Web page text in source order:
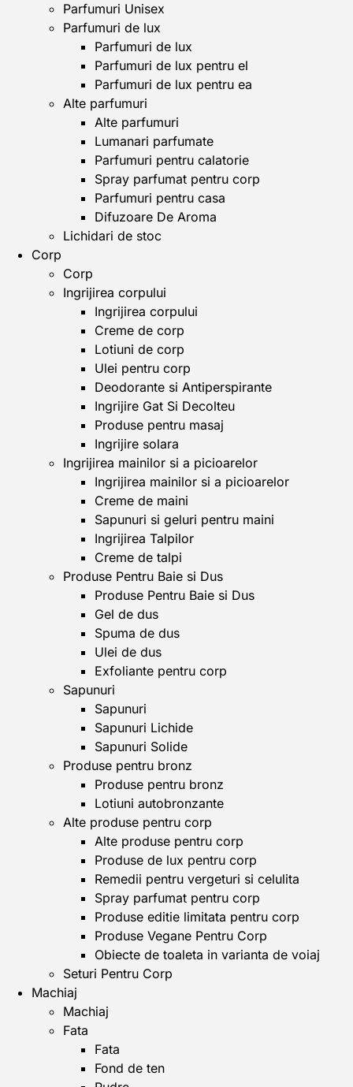
Parfumuri Unisex
Parfumuri de lux
Parfumuri de lux
Parfumuri de lux pentru el
Parfumuri de lux pentru ea
Alte parfumuri
Alte parfumuri
Lumanari parfumate
Parfumuri pentru calatorie
Spray parfumat pentru corp
Parfumuri pentru casa
Difuzoare De Aroma
Lichidari de stoc
Corp
Corp
Ingrijirea corpului
Ingrijirea corpului
Creme de corp
Lotiuni de corp
Ulei pentru corp
Deodorante si Antiperspirante
Ingrijire Gat Si Decolteu
Produse pentru masaj
Ingrijire solara
Ingrijirea mainilor si a picioarelor
Ingrijirea mainilor si a picioarelor
Creme de maini
Sapunuri si geluri pentru maini
Ingrijirea Talpilor
Creme de talpi
Produse Pentru Baie si Dus
Produse Pentru Baie si Dus
Gel de dus
Spuma de dus
Ulei de dus
Exfoliante pentru corp
Sapunuri
Sapunuri
Sapunuri Lichide
Sapunuri Solide
Produse pentru bronz
Produse pentru bronz
Lotiuni autobronzante
Alte produse pentru corp
Alte produse pentru corp
Produse de lux pentru corp
Remedii pentru vergeturi si celulita
Spray parfumat pentru corp
Produse editie limitata pentru corp
Produse Vegane Pentru Corp
Obiecte de toaleta in varianta de voiaj
Seturi Pentru Corp
Machiaj
Machiaj
Fata
Fata
Fond de ten